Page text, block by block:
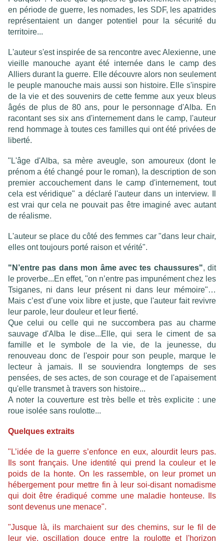
en période de guerre, les nomades, les SDF, les apatrides
représentaient un danger potentiel pour la sécurité du
territoire...
L'auteur s'est inspirée de sa rencontre avec Alexienne, une
vieille manouche ayant été internée dans le camp des
Alliers durant la guerre. Elle découvre alors non seulement
le peuple manouche mais aussi son histoire. Elle s'inspire
de la vie et des souvenirs de cette femme aux yeux bleus
âgés de plus de 80 ans, pour le personnage d'Alba. En
racontant ses six ans d'internement dans le camp, l'auteur
rend hommage à toutes ces familles qui ont été privées de
liberté.
"L'âge d'Alba, sa mère aveugle, son amoureux (dont le
prénom a été changé pour le roman), la description de son
premier accouchement dans le camp d'internement, tout
cela est véridique" a déclaré l'auteur dans un interview. Il
est vrai qur cela ne pouvait pas être imaginé avec autant
de réalisme.
L'auteur se place du côté des femmes car "dans leur chair,
elles ont toujours porté raison et vérité".
"N’entre pas dans mon âme avec tes chaussures", dit
le proverbe...En effet, "on n’entre pas impunément chez les
Tsiganes, ni dans leur présent ni dans leur mémoire"…
Mais c’est d’une voix libre et juste, que l'auteur fait revivre
leur parole, leur douleur et leur fierté.
Que celui ou celle qui ne succombera pas au charme
sauvage d'Alba le dise...Elle, qui sera le ciment de sa
famille et le symbole de la vie, de la jeunesse, du
renouveau donc de l'espoir pour son peuple, marque le
lecteur à jamais. Il se souviendra longtemps de ses
pensées, de ses actes, de son courage et de l'apaisement
qu'elle transmet à travers son histoire...
A noter la couverture est très belle et très explicite : une
roue isolée sans roulotte...
Quelques extraits
"L’idée de la guerre s’enfonce en eux, alourdit leurs pas.
Ils sont français. Une identité qui prend la couleur et le
poids de la honte. On les rassemble, on leur promet un
hébergement pour mettre fin à leur soi-disant nomadisme
qui doit être éradiqué comme une maladie honteuse. Ils
sont devenus une menace".
"Jusque là, ils marchaient sur des chemins, sur le fil de
leur vie, oscillation douce entre la roulotte et l'horizon